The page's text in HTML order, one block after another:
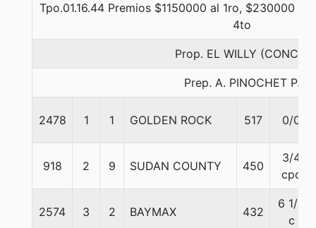
Tpo.01.16.44 Premios $1150000 al 1ro, $230000 al
4to
Prop. EL WILLY (CONCE)
Prep. A. PINOCHET P.
2478 1 1 GOLDEN ROCK 517 0/0
918 2 9 SUDAN COUNTY 450
3/4
cpo
2574 3 2 BAYMAX 432
6 1/2
c